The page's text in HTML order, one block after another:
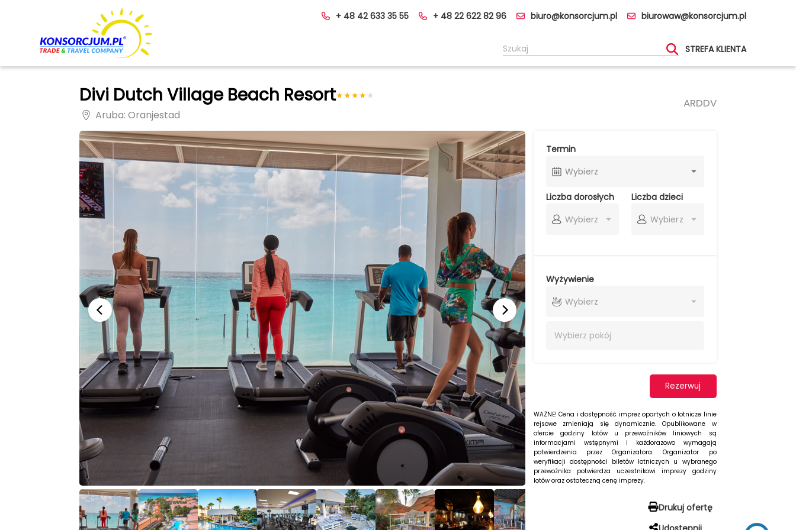
+ 48 42 633 35 55 + 48 22 622 82 96 biuro@konsorcjum.pl biurowaw@konsorcjum.pl
STREFA KLIENTA
Divi Dutch Village Beach Resort ★
★
★
★
★
Aruba: Oranjestad
ARDDV
Termin
Wybierz
Liczba dorosłych
Wybierz
Liczba dzieci
Wybierz
Wyżywienie
Wybierz
Wybierz pokój
Rezerwuj
WAŻNE! Cena i dostępność imprez opartych o lotnicze linie
rejsowe zmieniają się dynamicznie. Opublikowane w
ofercie godziny lotów u przewoźników liniowych są
informacjami wstępnymi i każdorazowo wymagają
potwierdzenia przez Organizatora. Organizator po
weryfikacji dostępności biletów lotniczych u wybranego
przewoźnika potwierdza uczestnikowi imprezy godziny
lotów oraz ostateczną cenę imprezy.
Drukuj ofertę